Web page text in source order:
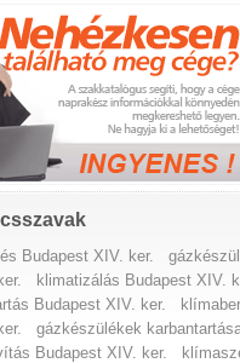
Budapest XIV. ker.
klimatizálás Budapest XIV.
Budapest XIV. ker.
gázkészülékek
Budapest XIV. ker.